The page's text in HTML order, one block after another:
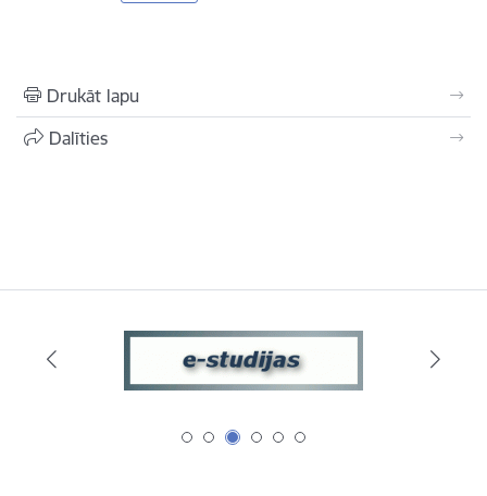
Drukāt lapu
Dalīties